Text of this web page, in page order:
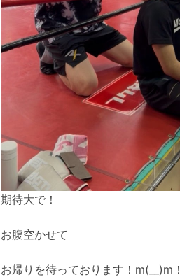
期待大で！
お腹空かせて
お帰りを待っております！m(__)m！